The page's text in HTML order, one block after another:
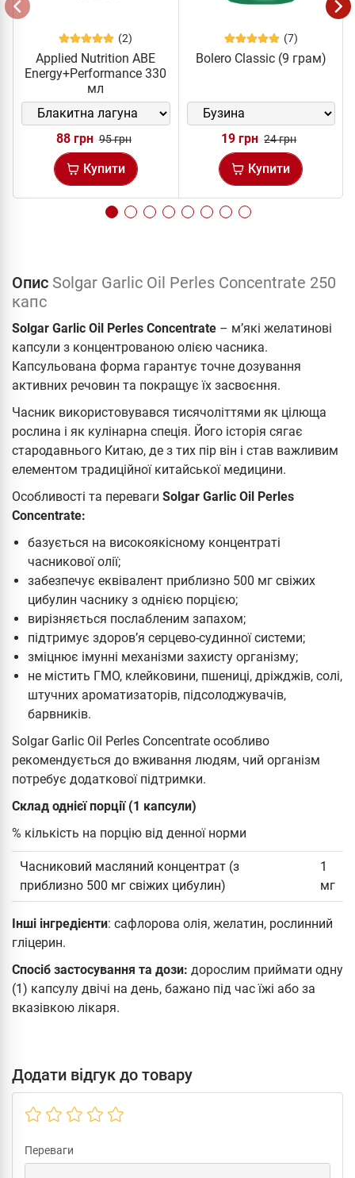
(2)
Applied Nutrition ABE
Energy+Performance 330
мл
88 грн 95 грн
Купити
(7)
Bolero Classic (9 грам)
19 грн 24 грн
Купити
Опис Solgar Garlic Oil Perles Concentrate 250
капс
Solgar Garlic Oil Perles Concentrate – м’які желатинові
капсули з концентрованою олією часника.
Капсульована форма гарантує точне дозування
активних речовин та покращує їх засвоєння.
Часник використовувався тисячоліттями як цілюща
рослина і як кулінарна спеція. Його історія сягає
стародавнього Китаю, де з тих пір він і став важливим
елементом традиційної китайської медицини.
Особливості та переваги Solgar Garlic Oil Perles
Concentrate:
базується на високоякісному концентраті
часникової олії;
забезпечує еквівалент приблизно 500 мг свіжих
цибулин часнику з однією порцією;
вирізняється послабленим запахом;
підтримує здоров’я серцево-судинної системи;
зміцнює імунні механізми захисту організму;
не містить ГМО, клейковини, пшениці, дріжджів, солі,
штучних ароматизаторів, підсолоджувачів,
барвників.
Solgar Garlic Oil Perles Concentrate особливо
рекомендується до вживання людям, чий організм
потребує додаткової підтримки.
Склад однієї порції (1 капсули)
% кількість на порцію від денної норми
Часниковий масляний концентрат (з
приблизно 500 мг свіжих цибулин)
1
мг
Інші інгредієнти: сафлорова олія, желатин, рослинний
гліцерин.
Спосіб застосування та дози: дорослим приймати одну
(1) капсулу двічі на день, бажано під час їжі або за
вказівкою лікаря.
Додати відгук до товару
Переваги